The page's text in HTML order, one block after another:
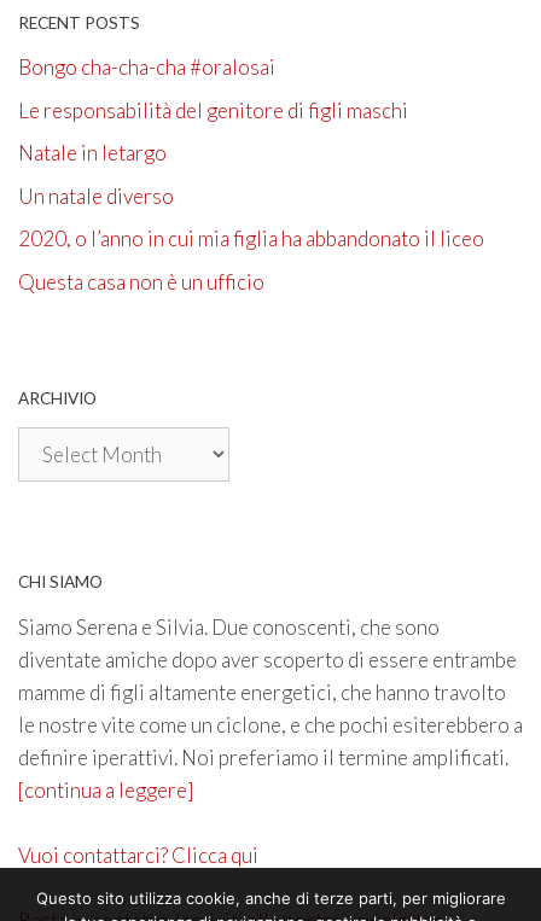
RECENT POSTS
Bongo cha-cha-cha #oralosai
Le responsabilità del genitore di figli maschi
Natale in letargo
Un natale diverso
2020, o l’anno in cui mia figlia ha abbandonato il liceo
Questa casa non è un ufficio
ARCHIVIO
Archivio
CHI SIAMO
Siamo Serena e Silvia. Due conoscenti, che sono
diventate amiche dopo aver scoperto di essere entrambe
mamme di figli altamente energetici, che hanno travolto
le nostre vite come un ciclone, e che pochi esiterebbero a
definire iperattivi. Noi preferiamo il termine amplificati.
[continua a leggere]
Vuoi contattarci? Clicca qui
Questo sito utilizza cookie, anche di terze parti, per migliorare